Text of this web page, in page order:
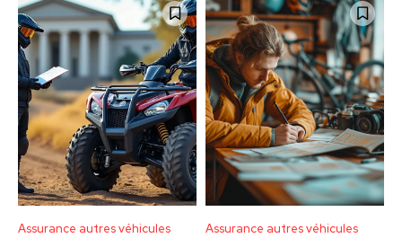
Assurance autres véhicules Assurance autres véhicules